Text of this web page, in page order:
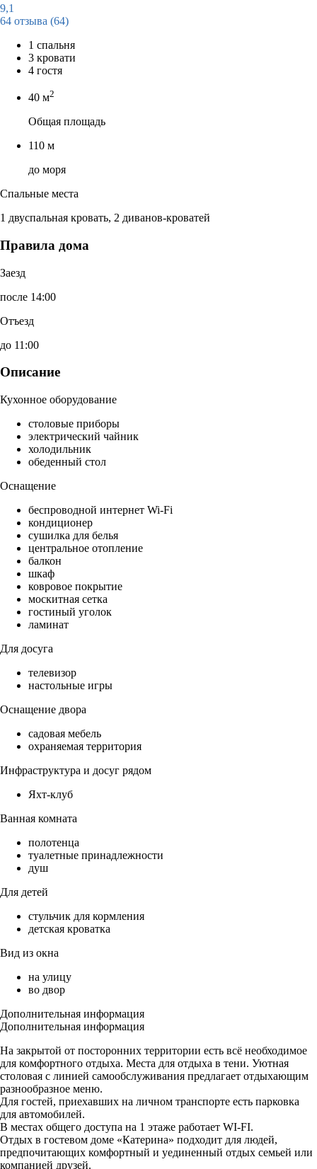
9,1
64 отзыва (64)
1 спальня
3 кровати
4 гостя
40 м2
Общая площадь
110 м
до моря
Спальные места
1 двуспальная кровать, 2 диванов-кроватей
Правила дома
Заезд
после 14:00
Отъезд
до 11:00
Описание
Кухонное оборудование
столовые приборы
электрический чайник
холодильник
обеденный стол
Оснащение
беспроводной интернет Wi-Fi
кондиционер
сушилка для белья
центральное отопление
балкон
шкаф
ковровое покрытие
москитная сетка
гостиный уголок
ламинат
Для досуга
телевизор
настольные игры
Оснащение двора
садовая мебель
охраняемая территория
Инфраструктура и досуг рядом
Яхт-клуб
Ванная комната
полотенца
туалетные принадлежности
душ
Для детей
стульчик для кормления
детская кроватка
Вид из окна
на улицу
во двор
Дополнительная информация
Дополнительная информация
На закрытой от посторонних территории есть всё необходимое
для комфортного отдыха. Места для отдыха в тени. Уютная
столовая с линией самообслуживания предлагает отдыхающим
разнообразное меню.
Для гостей, приехавших на личном транспорте есть парковка
для автомобилей.
В местах общего доступа на 1 этаже работает WI-FI.
Отдых в гостевом доме «Катерина» подходит для людей,
предпочитающих комфортный и уединенный отдых семьей или
компанией друзей.